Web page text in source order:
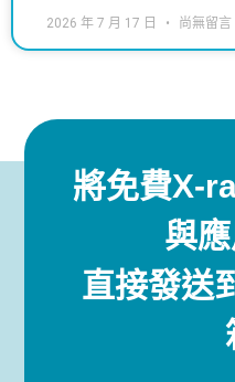
2026 年 7 月 17 日 尚無留言
將免費X-
與
直接發送